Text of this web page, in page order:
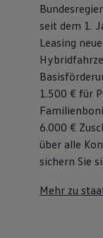
seit dem 1.
Leasing
1.500 € für
6.000 €
über alle
sichern Sie
Mehr zu